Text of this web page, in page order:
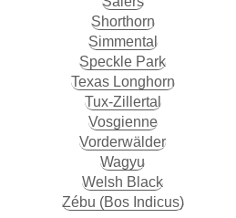
Shorthorn
Simmental
Speckle Park
Texas Longhorn
Tux-Zillertal
Vosgienne
Vorderwälder
Wagyu
Welsh Black
Zébu (Bos Indicus)